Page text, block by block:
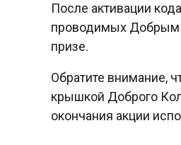
После активации
проводимых Добрым
призе.
Обратите внимание,
крышкой Доброго
окончания акции